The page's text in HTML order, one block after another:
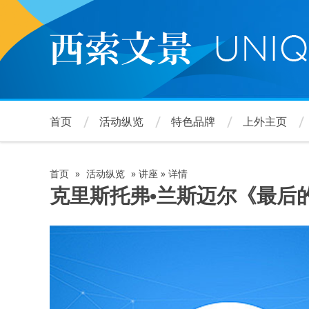
主
要
首页 活动纵览 特色品牌 上外主页
面
屑
首页 » 活动纵览 » 讲座 » 详情
克里斯托弗•兰斯迈尔《最